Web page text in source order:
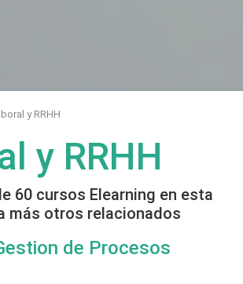
y RRHH
y RRHH
60 cursos Elearning en esta
más otros relacionados
de Procesos